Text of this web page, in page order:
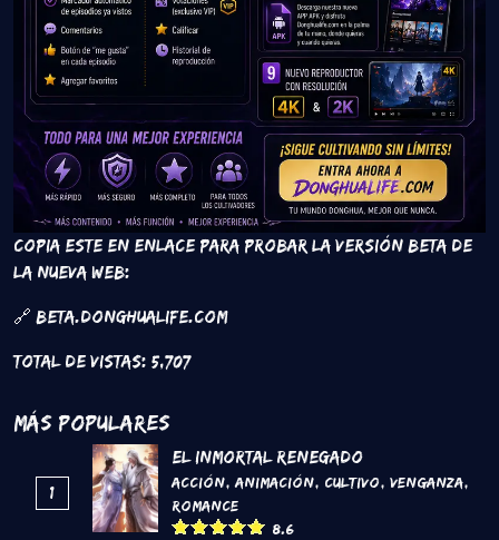
Copia este en enlace para probar la versión beta de
la nueva web:
🔗 beta.donghualife.com
Total de vistas: 5,707
Más Populares
1
El inmortal renegado
Acción,Animación, Cultivo, Venganza,
Romance
8.6